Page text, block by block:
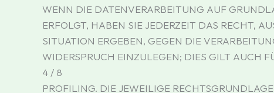
WENN DIE DATENVERARBEITUNG AUF
ERFOLGT, HABEN SIE JEDERZEIT DAS RECHT,
SITUATION ERGEBEN, GEGEN DIE
WIDERSPRUCH EINZULEGEN; DIES GILT AUCH
4 / 8
PROFILING. DIE JEWEILIGE